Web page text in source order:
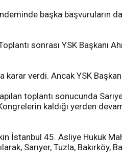
başka başvuruların
sonrası YSK Başkanı
verdi. Ancak YSK
toplantı sonucunda
kaldığı yerden
İstanbul 45. Asliye Hukuk
Sarıyer, Tuzla, Bakırköy,